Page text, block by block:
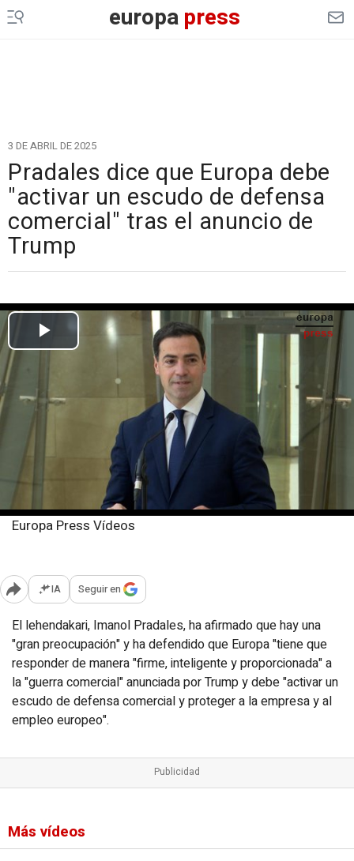
europapress
3 DE ABRIL DE 2025
Pradales dice que Europa debe
"activar un escudo de defensa
comercial" tras el anuncio de
Trump
Europa Press Vídeos
Abrir opciones para compartir
IA Seguir en
El lehendakari, Imanol Pradales, ha afirmado que hay una
"gran preocupación" y ha defendido que Europa "tiene que
responder de manera "firme, inteligente y proporcionada" a
la "guerra comercial" anunciada por Trump y debe "activar un
escudo de defensa comercial y proteger a la empresa y al
empleo europeo".
Más vídeos